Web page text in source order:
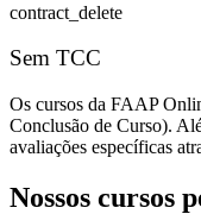
contract_delete
Sem TCC
Os cursos da FAAP
Conclusão de Curso).
avaliações específicas
Nossos cursos